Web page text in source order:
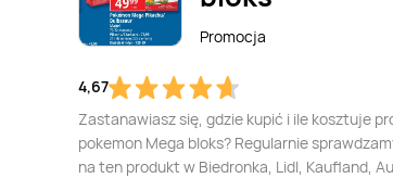
Promocja
4,67
Zastanawiasz się, gdzie kupić i ile kosztuje
pokemon Mega bloks? Regularnie
na ten produkt w Biedronka, Lidl, Kaufland,